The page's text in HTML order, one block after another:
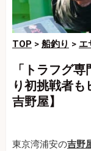
TOP > 船釣り > エ
「トラフグ
り初挑戦者も
吉野屋】
東京湾浦安の吉野